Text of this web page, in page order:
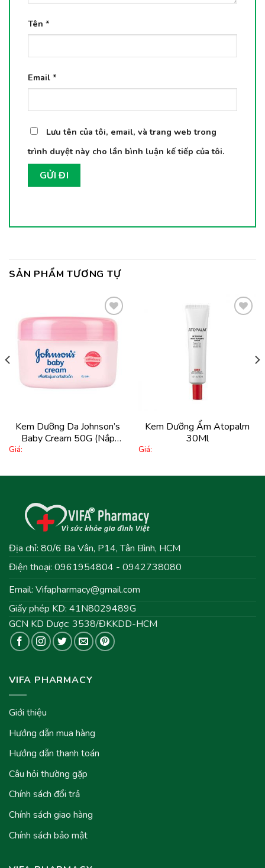
Tên *
Email *
Lưu tên của tôi, email, và trang web trong
trình duyệt này cho lần bình luận kế tiếp của tôi.
SẢN PHẨM TƯƠNG TỰ
Thêm
Kem Dưỡng Da Johnson’s
Baby Cream 50G (Nắp
Giá:
Kem Dưỡng Ẩm Atopalm
30Ml
Giá:
Địa chỉ: 80/6 Ba Vân, P14, Tân Bình, HCM
Điện thoại: 0961954804 - 0942738080
Email: Vifapharmacy@gmail.com
Giấy phép KD: 41N8029489G
GCN KD Dược: 3538/ĐKKDD-HCM
VIFA PHARMACY
Giới thiệu
Hướng dẫn mua hàng
Hướng dẫn thanh toán
Câu hỏi thường gặp
Chính sách đổi trả
Chính sách giao hàng
Chính sách bảo mật